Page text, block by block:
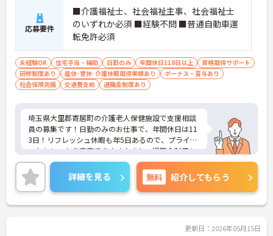
応募要件
■介護福祉士、社会福祉主事、社会福祉士
のいずれか必須 ■経験不問 ■普通自動車運
転免許必須
未経験OK 住宅手当・補助 日勤のみ 年間休日110日以上
資格取得サポート
研修制度あり
産休･育休･介護休暇取得実績あり
ボーナス・賞与あり
社会保険完備
交通費支給 退職金制度あり
埼玉県大里郡寄居町の介護老人保健施設で支援相談
員の募集です！日勤のみのお仕事で、年間休日は11
3日！リフレッシュ休暇も年5日あるので、プライベ
ートもしっかり充実できます♪また、退職金制度も
あり、安心して長く働きやすい環境が整っています
◎ご興味のある方は、面接ポイントをお伝えします
ので、お気軽にご連絡ください。
詳細を見る 無料 紹介してもらう
更新日：2026年05月15日